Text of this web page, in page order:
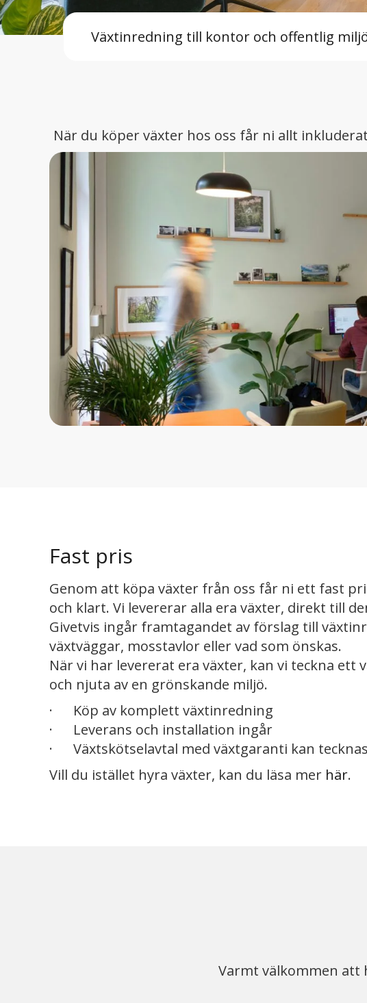
Växtinredning till kontor och offentlig
När du köper växter hos oss får ni allt
Fast pris
Genom att köpa växter från oss får ni ett fast
och klart. Vi levererar alla era växter, direkt till
Givetvis ingår framtagandet av förslag till
växtväggar, mosstavlor eller vad som önskas.
När vi har levererat era växter, kan vi teckna
och njuta av en grönskande miljö.
· Köp av komplett växtinredning
· Leverans och installation ingår
· Växtskötselavtal med växtgaranti kan
Vill du istället hyra växter, kan du läsa mer här.
Varmt välkommen att